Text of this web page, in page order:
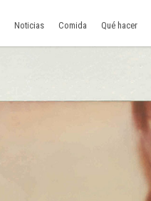
Noticias Comida Qué hacer